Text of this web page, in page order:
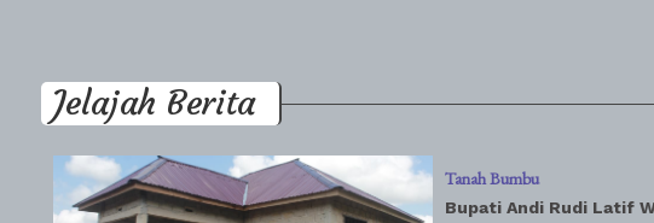
Jelajah Berita
Tanah Bumbu
Bupati Andi Rudi Latif